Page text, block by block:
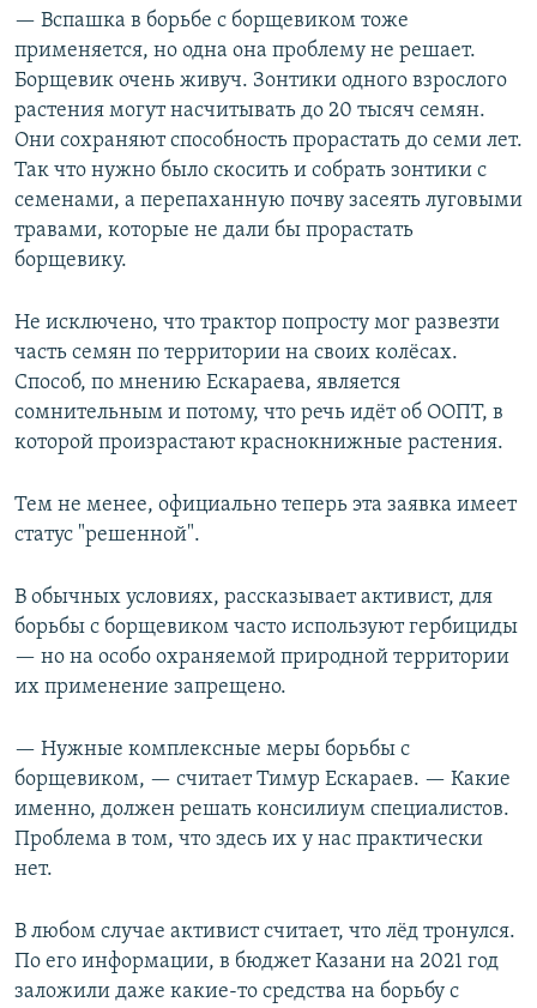
— Вспашка в борьбе с борщевиком тоже
применяется, но одна она проблему не решает.
Борщевик очень живуч. Зонтики одного взрослого
растения могут насчитывать до 20 тысяч семян.
Они сохраняют способность прорастать до семи лет.
Так что нужно было скосить и собрать зонтики с
семенами, а перепаханную почву засеять луговыми
травами, которые не дали бы прорастать
борщевику.
Не исключено, что трактор попросту мог развезти
часть семян по территории на своих колёсах.
Способ, по мнению Ескараева, является
сомнительным и потому, что речь идёт об ООПТ, в
которой произрастают краснокнижные растения.
Тем не менее, официально теперь эта заявка имеет
статус "решенной".
В обычных условиях, рассказывает активист, для
борьбы с борщевиком часто используют гербициды
— но на особо охраняемой природной территории
их применение запрещено.
— Нужные комплексные меры борьбы с
борщевиком, — считает Тимур Ескараев. — Какие
именно, должен решать консилиум специалистов.
Проблема в том, что здесь их у нас практически
нет.
В любом случае активист считает, что лёд тронулся.
По его информации, в бюджет Казани на 2021 год
заложили даже какие-то средства на борьбу с